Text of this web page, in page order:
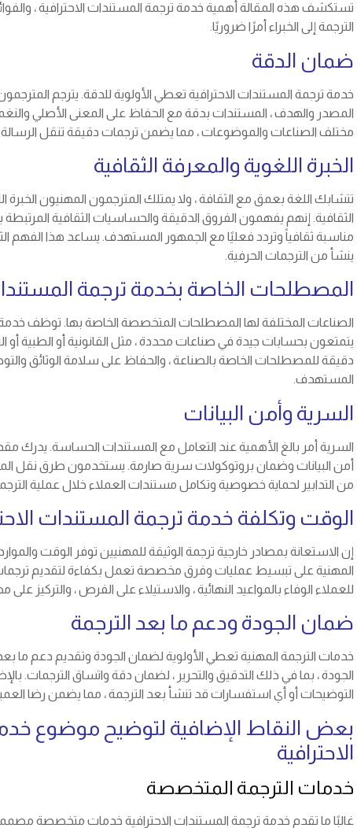
تستكشف هذه المقالة أهمية خدمة ترجمة المستندات الاحترافية ،
الترجمة إلى الخبراء أمرًا ضروريًا.
ضمان الدقة
خدمة ترجمة المستندات الاحترافية تعطي الأولوية للدقة. يترجم المترجمون
المصدر والهدف ، المستندات بدقة مع الحفاظ على المعنى الأصلي
مختلف الصناعات والموضوعات ، مما يضمن ترجمات دقيقة تنقل
الخبرة اللغوية والمعرفة الثقافية
تتشابك اللغة بعمق مع الثقافة ، ولا يمتلك المترجمون المهنيون
الثقافية. إنهم يفهمون الفروق الدقيقة والحساسيات الثقافية
مناسبة ثقافياً وتردد فعليًا مع الجمهور المستهدف. يساعد هذا الفهم
ينشأ من الترجمات الحرفية.
المصطلحات الخاصة بخدمة ترجمة
الصناعات المختلفة لها المصطلحات المتخصصة الخاصة بها. توظف خدمة
يتمتعون بحسابات جيدة في صناعات محددة ، مثل القانونية أو الطبية أو
دقيقة للمصطلحات الخاصة بالصناعة ، والحفاظ على سلامة الوثائق
المستهدف.
السرية وأمن البيانات
السرية أمر بالغ الأهمية عند التعامل مع المستندات الحساسة. يدرك
أمن البيانات وضمان بروتوكولات سرية صارمة. يستخدمون طرق نقل
من التدابير لحماية خصوصية وتكامل مستندات العملاء خلال عملية
الوقت وتكلفة خدمة ترجمة المستندات
إن الاستعانة بمصادر خارجية ترجمة الوثيقة للمهنيين توفر الوقت
المهنية على تبسيط عمليات وفرق مخصصة تعمل بكفاءة لتقديم
للعملاء الوفاء بالمواعيد النهائية ، والاستيلاء على الفرص ، والتركيز
ضمان الجودة ودعم ما بعد الترجمة
خدمات الترجمة المهنية تعطي الأولوية لضمان الجودة وتقديم دعم ما
الجودة ، بما في ذلك التدقيق والتحرير ، لضمان دقة واتساق الترجمات.
التوضيحات أو أي استفسارات قد تنشأ بعد الترجمة ، مما يضمن رضا
بعض النقاط الإضافية لتوضيح موضوع
الاحترافية
خدمات الترجمة المتخصصة
غالبًا ما تقدم خدمة ترجمة المستندات الاحترافية خدمات متخصصة